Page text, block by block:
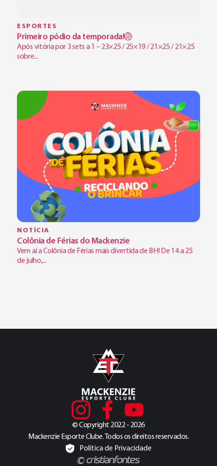
ESPORTES
Primeiro pódio da temporada!🏐
Após vitória por 3 sets a 1 – 23×25 / 25×19 / 21×25 / 21×25
sobre...
NOTÍCIA
Colônia de Férias do Mackenzie
Vem aí a Colônia de Férias mais divertida de BH! De 14 a 25
de julho,...
© Copyright 2022 - 2026
Mackenzie Esporte Clube. Todos os direitos reservados.
Política de Privacidade